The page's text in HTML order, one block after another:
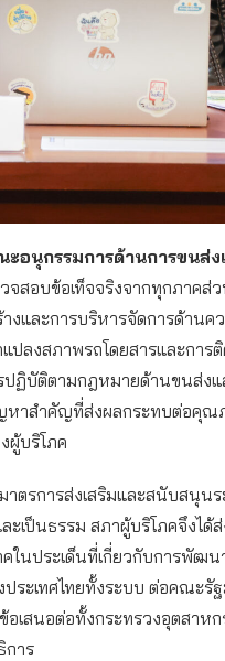
อนุกรรมการด้านการขนส่
จสอบข้อเท็จจริงจากทุกภาค
งและการบริหารจัดการด้านค
ปลงสภาพรถโดยสารและการ
ปฏิบัติตามกฎหมายด้านขนส่ง
หาสำคัญที่ส่งผลกระทบต่อคุณ
างของผู้บริโภค
ตรการส่งเสริมและสนับสนุน
ป็นธรรม สภาผู้บริโภคจึงได้
คในประเด็นที่เกี่ยวกับการพัฒ
ระเทศไทยทั้งระบบ ต่อคณะรั
เสนอต่อทั้งกระทรวงอุตสาหก
การ